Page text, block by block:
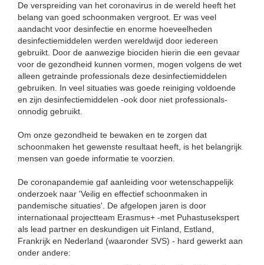
De verspreiding van het coronavirus in de wereld heeft het
belang van goed schoonmaken vergroot. Er was veel
aandacht voor desinfectie en enorme hoeveelheden
desinfectiemiddelen werden wereldwijd door iedereen
gebruikt. Door de aanwezige biociden hierin die een gevaar
voor de gezondheid kunnen vormen, mogen volgens de wet
alleen getrainde professionals deze desinfectiemiddelen
gebruiken. In veel situaties was goede reiniging voldoende
en zijn desinfectiemiddelen -ook door niet professionals-
onnodig gebruikt.
Om onze gezondheid te bewaken en te zorgen dat
schoonmaken het gewenste resultaat heeft, is het belangrijk
mensen van goede informatie te voorzien.
De coronapandemie gaf aanleiding voor wetenschappelijk
onderzoek naar 'Veilig en effectief schoonmaken in
pandemische situaties'. De afgelopen jaren is door
internationaal projectteam Erasmus+ -met Puhastusekspert
als lead partner en deskundigen uit Finland, Estland,
Frankrijk en Nederland (waaronder SVS) - hard gewerkt aan
onder andere: